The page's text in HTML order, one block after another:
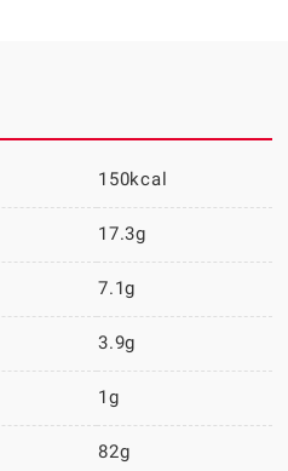
150kcal
17.3g
7.1g
3.9g
1g
82g